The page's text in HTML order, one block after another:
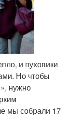
и пуховики
Но чтобы
нужно
мы собрали 17